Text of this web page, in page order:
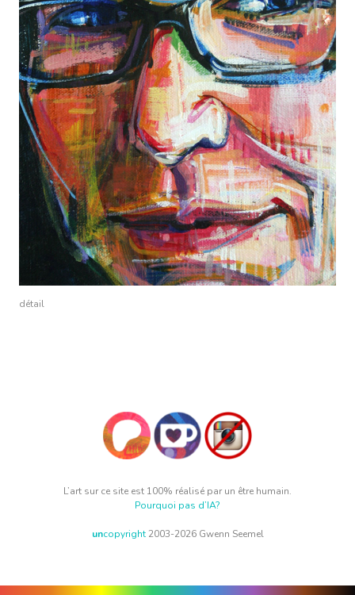
détail
L’art sur ce site est 100% réalisé par un être humain.
Pourquoi pas d’IA?
uncopyright2003-2026 Gwenn Seemel